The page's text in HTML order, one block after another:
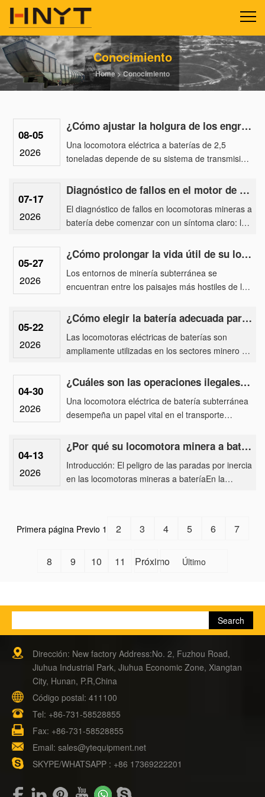
Conocimiento
Home>Conocimiento
08-05
2026
¿Cómo ajustar la holgura de los engranajes cónicos en una locomotora eléctrica a batería de 2,5 tone
Una locomotora eléctrica a baterías de 2,5
toneladas depende de su sistema de transmisión
al juego de ruedas. ......
07-17
2026
Diagnóstico de fallos en el motor de tracción de locomotoras mineras a batería
El diagnóstico de fallos en locomotoras mineras a
batería debe comenzar con un síntoma claro: la
activado (cerra......
05-27
2026
¿Cómo prolongar la vida útil de su locomotora eléctrica para minería subterránea?
Los entornos de minería subterránea se
encuentran entre los paisajes más hostiles de la
humedad y el polvo abrasivo so......
05-22
2026
¿Cómo elegir la batería adecuada para su locomotora eléctrica de baterías?
Las locomotoras eléctricas de baterías son
ampliamente utilizadas en los sectores minero e
fundamental para ga......
04-30
2026
¿Cuáles son las operaciones ilegales más comunes de una locomotora eléctrica de batería subterránea?
Una locomotora eléctrica de batería subterránea
desempeña un papel vital en el transporte
segura depende del ......
04-13
2026
¿Por qué su locomotora minera a batería tiene una distancia de frenado más larga y cómo puede soluci
Introducción: El peligro de las paradas por inercia
en las locomotoras mineras a bateríaEn la
Primera página Previo 1 2 3 4 5 6 7
8 9 10 11 Próximo Último
Dirección: New factory Address:No. 2, Fuzhou Road,
Jiuhua Industrial Park, Jiuhua Economic Zone, Xiangtan
City, Hunan, P.R,China
Código postal: 411100
Tel: +86-731-58528855
Fax: +86-731-58528855
Email: sales@ytequipment.net
SKYPE/WHATSAPP : +86 17369222201